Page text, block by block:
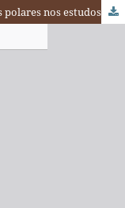
O rigor reflexivo e a negação das análises polares nos estudos africanos: a contribuição de Fernando Mourão